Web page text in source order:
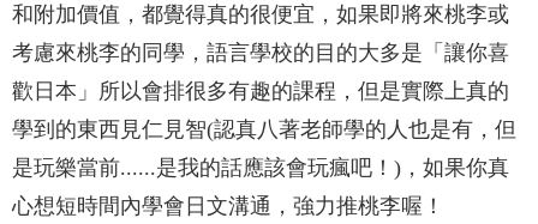
和附加價值，都覺得真的很便宜，如果即將來桃李或
考慮來桃李的同學，語言學校的目的大多是「讓你喜
歡日本」所以會排很多有趣的課程，但是實際上真的
學到的東西見仁見智(認真八著老師學的人也是有，但
是玩樂當前......是我的話應該會玩瘋吧！)，如果你真
心想短時間內學會日文溝通，強力推桃李喔！